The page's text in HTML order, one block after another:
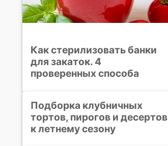
Как стерилизовать банки
для закаток. 4
проверенных способа
Подборка клубничных
тортов, пирогов и десертов
к летнему сезону